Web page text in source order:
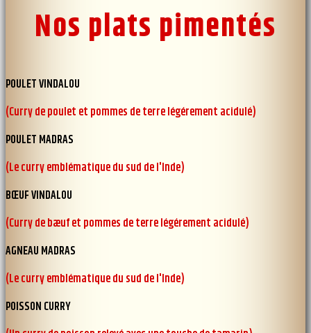
Nos plats pimentés
POULET VINDALOU
(Curry de poulet et pommes de terre légérement acidulé)
POULET MADRAS
(Le curry emblématique du sud de I'lnde)
BŒUF VINDALOU
(Curry de bæuf et pommes de terre légérement acidulé)
AGNEAU MADRAS
(Le curry emblématique du sud de I'lnde)
POISSON CURRY